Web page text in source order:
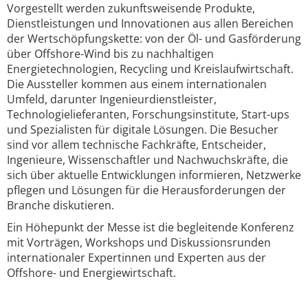
Vorgestellt werden zukunftsweisende Produkte,
Dienstleistungen und Innovationen aus allen Bereichen
der Wertschöpfungskette: von der Öl- und Gasförderung
über Offshore-Wind bis zu nachhaltigen
Energietechnologien, Recycling und Kreislaufwirtschaft.
Die Aussteller kommen aus einem internationalen
Umfeld, darunter Ingenieurdienstleister,
Technologielieferanten, Forschungsinstitute, Start-ups
und Spezialisten für digitale Lösungen. Die Besucher
sind vor allem technische Fachkräfte, Entscheider,
Ingenieure, Wissenschaftler und Nachwuchskräfte, die
sich über aktuelle Entwicklungen informieren, Netzwerke
pflegen und Lösungen für die Herausforderungen der
Branche diskutieren.
Ein Höhepunkt der Messe ist die begleitende Konferenz
mit Vorträgen, Workshops und Diskussionsrunden
internationaler Expertinnen und Experten aus der
Offshore- und Energiewirtschaft.